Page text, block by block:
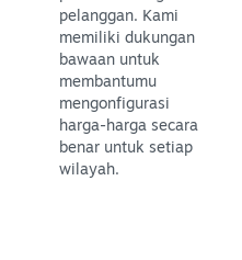
pelanggan. Kami
memiliki dukungan
bawaan untuk
membantumu
mengonfigurasi
harga-harga secara
benar untuk setiap
wilayah.